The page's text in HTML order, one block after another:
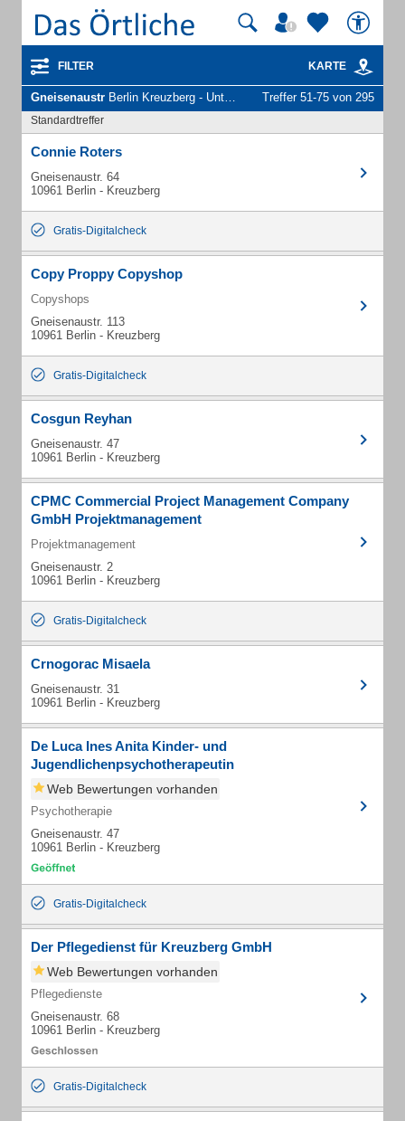
FILTER KARTE
Gneisenaustr Berlin Kreuzberg - Unternehmen und Personen Treffer 51-75 von 295
Standardtreffer
Connie Roters
Gneisenaustr. 64
10961 Berlin - Kreuzberg
Gratis-Digitalcheck
Copy Proppy Copyshop
Copyshops
Gneisenaustr. 113
10961 Berlin - Kreuzberg
Gratis-Digitalcheck
Cosgun Reyhan
Gneisenaustr. 47
10961 Berlin - Kreuzberg
CPMC Commercial Project Management Company
GmbH Projektmanagement
Projektmanagement
Gneisenaustr. 2
10961 Berlin - Kreuzberg
Gratis-Digitalcheck
Crnogorac Misaela
Gneisenaustr. 31
10961 Berlin - Kreuzberg
De Luca Ines Anita Kinder- und
Jugendlichenpsychotherapeutin
Web Bewertungen vorhanden
Psychotherapie
Gneisenaustr. 47
10961 Berlin - Kreuzberg
Gratis-Digitalcheck
Der Pflegedienst für Kreuzberg GmbH
Web Bewertungen vorhanden
Pflegedienste
Gneisenaustr. 68
10961 Berlin - Kreuzberg
Gratis-Digitalcheck